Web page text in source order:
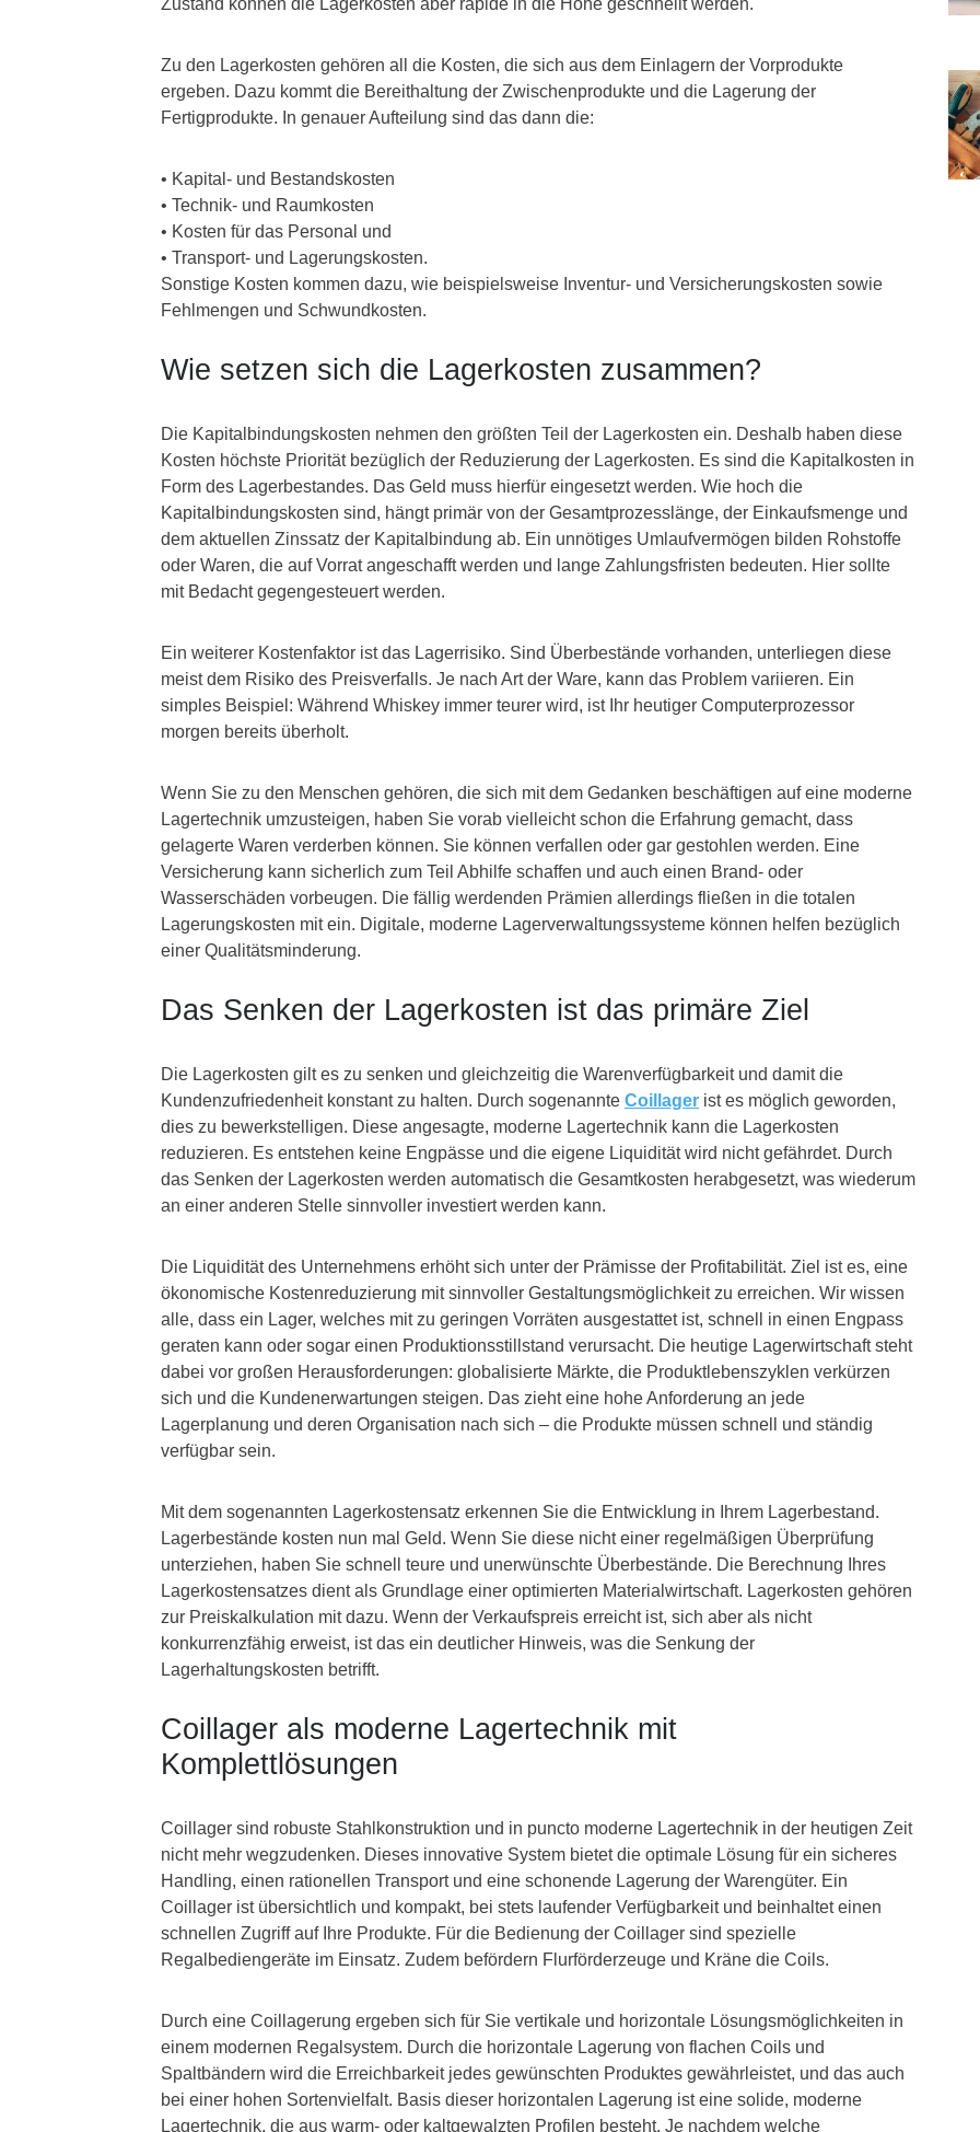
Zustand können die Lagerkosten aber rapide in die Höhe geschnellt werden.
Zu den Lagerkosten gehören all die Kosten, die sich aus dem Einlagern der Vorprodukte
ergeben. Dazu kommt die Bereithaltung der Zwischenprodukte und die Lagerung der
Fertigprodukte. In genauer Aufteilung sind das dann die:
• Kapital- und Bestandskosten
• Technik- und Raumkosten
• Kosten für das Personal und
• Transport- und Lagerungskosten.
Sonstige Kosten kommen dazu, wie beispielsweise Inventur- und Versicherungskosten sowie
Fehlmengen und Schwundkosten.
Wie setzen sich die Lagerkosten zusammen?
Die Kapitalbindungskosten nehmen den größten Teil der Lagerkosten ein. Deshalb haben diese
Kosten höchste Priorität bezüglich der Reduzierung der Lagerkosten. Es sind die Kapitalkosten in
Form des Lagerbestandes. Das Geld muss hierfür eingesetzt werden. Wie hoch die
Kapitalbindungskosten sind, hängt primär von der Gesamtprozesslänge, der Einkaufsmenge und
dem aktuellen Zinssatz der Kapitalbindung ab. Ein unnötiges Umlaufvermögen bilden Rohstoffe
oder Waren, die auf Vorrat angeschafft werden und lange Zahlungsfristen bedeuten. Hier sollte
mit Bedacht gegengesteuert werden.
Ein weiterer Kostenfaktor ist das Lagerrisiko. Sind Überbestände vorhanden, unterliegen diese
meist dem Risiko des Preisverfalls. Je nach Art der Ware, kann das Problem variieren. Ein
simples Beispiel: Während Whiskey immer teurer wird, ist Ihr heutiger Computerprozessor
morgen bereits überholt.
Wenn Sie zu den Menschen gehören, die sich mit dem Gedanken beschäftigen auf eine moderne
Lagertechnik umzusteigen, haben Sie vorab vielleicht schon die Erfahrung gemacht, dass
gelagerte Waren verderben können. Sie können verfallen oder gar gestohlen werden. Eine
Versicherung kann sicherlich zum Teil Abhilfe schaffen und auch einen Brand- oder
Wasserschäden vorbeugen. Die fällig werdenden Prämien allerdings fließen in die totalen
Lagerungskosten mit ein. Digitale, moderne Lagerverwaltungssysteme können helfen bezüglich
einer Qualitätsminderung.
Das Senken der Lagerkosten ist das primäre Ziel
Die Lagerkosten gilt es zu senken und gleichzeitig die Warenverfügbarkeit und damit die
Kundenzufriedenheit konstant zu halten. Durch sogenannte Coillager ist es möglich geworden,
dies zu bewerkstelligen. Diese angesagte, moderne Lagertechnik kann die Lagerkosten
reduzieren. Es entstehen keine Engpässe und die eigene Liquidität wird nicht gefährdet. Durch
das Senken der Lagerkosten werden automatisch die Gesamtkosten herabgesetzt, was wiederum
an einer anderen Stelle sinnvoller investiert werden kann.
Die Liquidität des Unternehmens erhöht sich unter der Prämisse der Profitabilität. Ziel ist es, eine
ökonomische Kostenreduzierung mit sinnvoller Gestaltungsmöglichkeit zu erreichen. Wir wissen
alle, dass ein Lager, welches mit zu geringen Vorräten ausgestattet ist, schnell in einen Engpass
geraten kann oder sogar einen Produktionsstillstand verursacht. Die heutige Lagerwirtschaft steht
dabei vor großen Herausforderungen: globalisierte Märkte, die Produktlebenszyklen verkürzen
sich und die Kundenerwartungen steigen. Das zieht eine hohe Anforderung an jede
Lagerplanung und deren Organisation nach sich – die Produkte müssen schnell und ständig
verfügbar sein.
Mit dem sogenannten Lagerkostensatz erkennen Sie die Entwicklung in Ihrem Lagerbestand.
Lagerbestände kosten nun mal Geld. Wenn Sie diese nicht einer regelmäßigen Überprüfung
unterziehen, haben Sie schnell teure und unerwünschte Überbestände. Die Berechnung Ihres
Lagerkostensatzes dient als Grundlage einer optimierten Materialwirtschaft. Lagerkosten gehören
zur Preiskalkulation mit dazu. Wenn der Verkaufspreis erreicht ist, sich aber als nicht
konkurrenzfähig erweist, ist das ein deutlicher Hinweis, was die Senkung der
Lagerhaltungskosten betrifft.
Coillager als moderne Lagertechnik mit
Komplettlösungen
Coillager sind robuste Stahlkonstruktion und in puncto moderne Lagertechnik in der heutigen Zeit
nicht mehr wegzudenken. Dieses innovative System bietet die optimale Lösung für ein sicheres
Handling, einen rationellen Transport und eine schonende Lagerung der Warengüter. Ein
Coillager ist übersichtlich und kompakt, bei stets laufender Verfügbarkeit und beinhaltet einen
schnellen Zugriff auf Ihre Produkte. Für die Bedienung der Coillager sind spezielle
Regalbediengeräte im Einsatz. Zudem befördern Flurförderzeuge und Kräne die Coils.
Durch eine Coillagerung ergeben sich für Sie vertikale und horizontale Lösungsmöglichkeiten in
einem modernen Regalsystem. Durch die horizontale Lagerung von flachen Coils und
Spaltbändern wird die Erreichbarkeit jedes gewünschten Produktes gewährleistet, und das auch
bei einer hohen Sortenvielfalt. Basis dieser horizontalen Lagerung ist eine solide, moderne
Lagertechnik, die aus warm- oder kaltgewalzten Profilen besteht. Je nachdem welche